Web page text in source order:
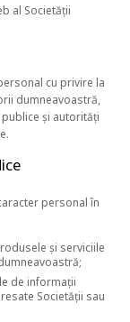
al Societății
cu privire la
dumneavoastră,
și autorități
personal în
și serviciile
de informații
Societății sau